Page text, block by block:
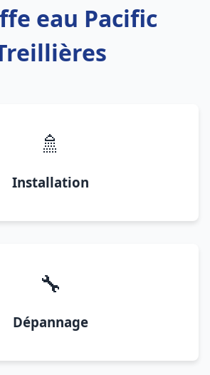
eau Pacific
🚿
Installation
🔧
Dépannage